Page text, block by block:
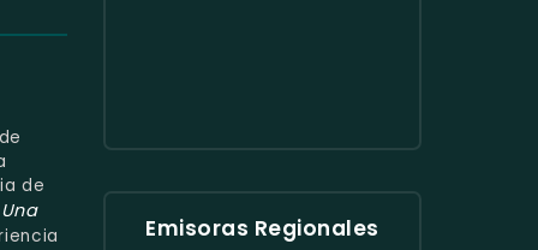
de
Una
Emisoras Regionales